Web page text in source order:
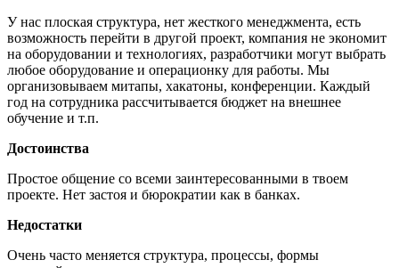
У нас плоская структура, нет жесткого менеджмента, есть
возможность перейти в другой проект, компания не экономит
на оборудовании и технологиях, разработчики могут выбрать
любое оборудование и операционку для работы. Мы
организовываем митапы, хакатоны, конференции. Каждый
год на сотрудника рассчитывается бюджет на внешнее
обучение и т.п.
Достоинства
Простое общение со всеми заинтересованными в твоем
проекте. Нет застоя и бюрократии как в банках.
Недостатки
Очень часто меняется структура, процессы, формы